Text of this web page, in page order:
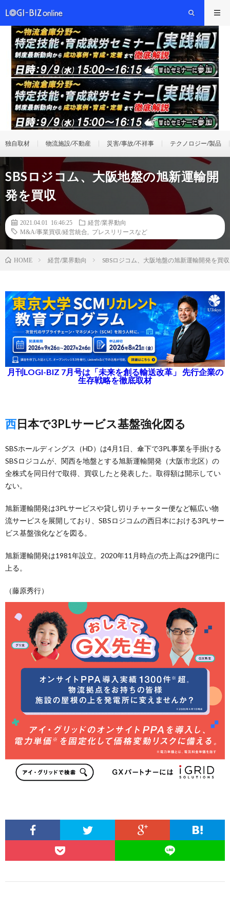
独自取材 物流施設/不動産 災害/事故/不祥事 テクノロジー/製品
SBSロジコム、大阪地盤の旭新運輸開
発を買収
2021.04.01 16:46:25
経営/業界動向
M&A/事業買収/経営統合
プレスリリースなど
HOME 経営/業界動向 SBSロジコム、大阪地盤の旭新運輸開発を買収
月刊LOGI-BIZ 7月号は「未来を創る輸送改革」 先行企業の
生存戦略を徹底取材
西日本で3PLサービス基盤強化図る
SBSホールディングス（HD）は4月1日、傘下で3PL事業を手掛ける
SBSロジコムが、関西を地盤とする旭新運輸開発（大阪市北区）の
全株式を同日付で取得、買収したと発表した。取得額は開示してい
ない。
旭新運輸開発は3PLサービスや貸し切りチャーター便など幅広い物
流サービスを展開しており、SBSロジコムの西日本における3PLサー
ビス基盤強化などを図る。
旭新運輸開発は1981年設立。2020年11月時点の売上高は29億円に
上る。
（藤原秀行）